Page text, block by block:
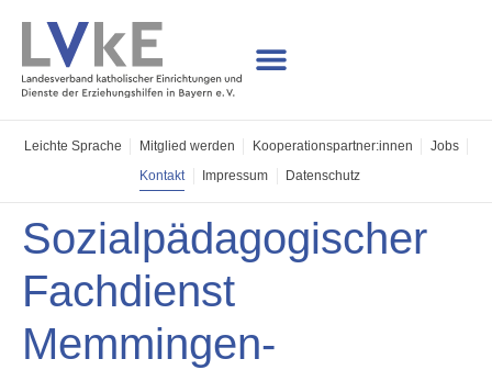
Leichte Sprache Mitglied werden Kooperations­partner:innen Jobs
Kontakt Impressum Datenschutz
Sozialpädagogischer
Fachdienst
Memmingen-